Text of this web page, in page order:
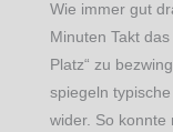
Wie immer gut
Minuten Takt
Platz“ zu
spiegeln
wider. So konnte